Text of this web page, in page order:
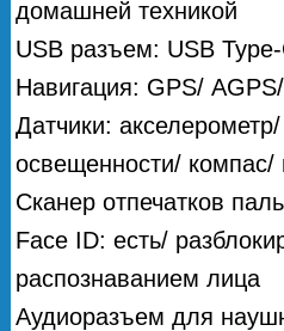
домашней техникой
USB разъем: USB
Навигация: GPS/
Датчики:
освещенности/ компас/
Сканер отпечатков
Face ID: есть/
распознаванием лица
Аудиоразъем для